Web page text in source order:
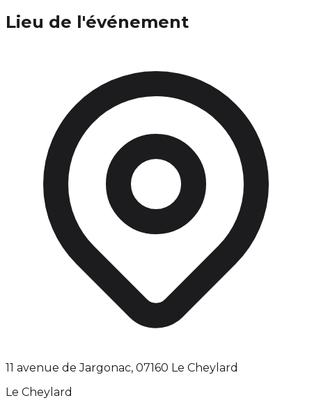
Lieu de l'événement
11 avenue de Jargonac, 07160 Le Cheylard
Le Cheylard